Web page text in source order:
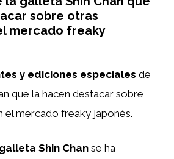
sobre otras
mercado freaky
y ediciones especiales de
que la hacen destacar sobre
el mercado freaky japonés.
galleta Shin Chan se ha